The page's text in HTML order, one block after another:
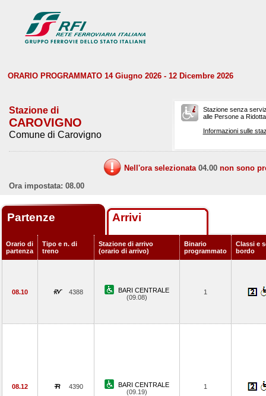
ORARIO PROGRAMMATO 14 Giugno 2026 - 12 Dicembre 2026
Stazione di
CAROVIGNO
Comune di Carovigno
Stazione senza
alle Persone a
Informazioni sulle
Nell'ora selezionata 04.00 non sono
Ora impostata: 08.00
Partenze Arrivi
Orario di
partenza
Tipo e n. di
treno
Stazione di arrivo
(orario di arrivo)
Binario
programmato
Classi e
bordo
08.10 4388
BARI CENTRALE
(09.08)
1
08.12 4390
BARI CENTRALE
(09.19)
1